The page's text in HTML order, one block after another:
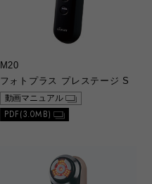
M20
フォトプラス プレステージ S
動画マニュアル
PDF(3.0MB)